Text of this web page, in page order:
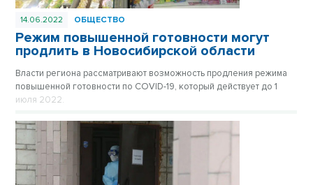
14.06.2022 ОБЩЕСТВО
Режим повышенной готовности могут
продлить в Новосибирской области
Власти региона рассматривают возможность продления режима
повышенной готовности по COVID-19, который действует до 1
июля 2022.